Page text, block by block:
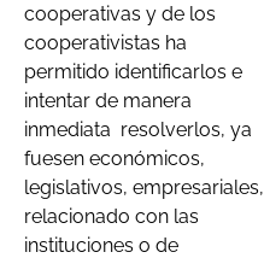
cooperativas y de los
cooperativistas ha
permitido identificarlos e
intentar de manera
inmediata resolverlos, ya
fuesen económicos,
legislativos, empresariales,
relacionado con las
instituciones o de